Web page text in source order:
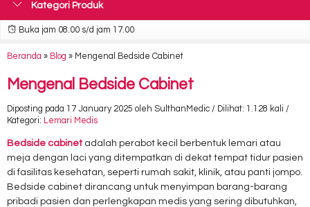
Kategori Produk
Buka jam 08.00 s/d jam 17.00
Beranda » Blog » Mengenal Bedside Cabinet
Mengenal Bedside Cabinet
Diposting pada 17 January 2025 oleh SulthanMedic / Dilihat: 1.128 kali /
Kategori: Lemari Medis
Bedside cabinetadalah perabot kecil berbentuk lemari atau
meja dengan laci yang ditempatkan di dekat tempat tidur pasien
di fasilitas kesehatan, seperti rumah sakit, klinik, atau panti jompo.
Bedside cabinet dirancang untuk menyimpan barang-barang
pribadi pasien dan perlengkapan medis yang sering dibutuhkan,